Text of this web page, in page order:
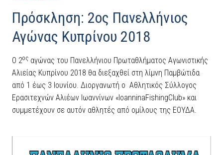
Πρόσκληση: 2ος Πανελλήνιος
Αγώνας Κυπρίνου 2018
Ο 2ος αγώνας του Πανελλήνιου Πρωταθλήματος Αγωνιστικής
Αλιείας Κυπρίνου 2018 θα διεξαχθεί στη λίμνη Παμβώτιδα
από 1 έως 3 Ιουνίου. Διοργανωτή ο Αθλητικός Σύλλογος
Ερασιτεχνών Αλιέων Ιωαννίνων «IoanninaFishingClub» και
συμμετέχουν σε αυτόν αθλητές από ομίλους της ΕΟΥΔΑ.